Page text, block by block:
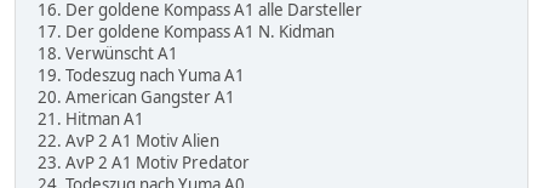
16. Der goldene Kompass A1 alle Darsteller
17. Der goldene Kompass A1 N. Kidman
18. Verwünscht A1
19. Todeszug nach Yuma A1
20. American Gangster A1
21. Hitman A1
22. AvP 2 A1 Motiv Alien
23. AvP 2 A1 Motiv Predator